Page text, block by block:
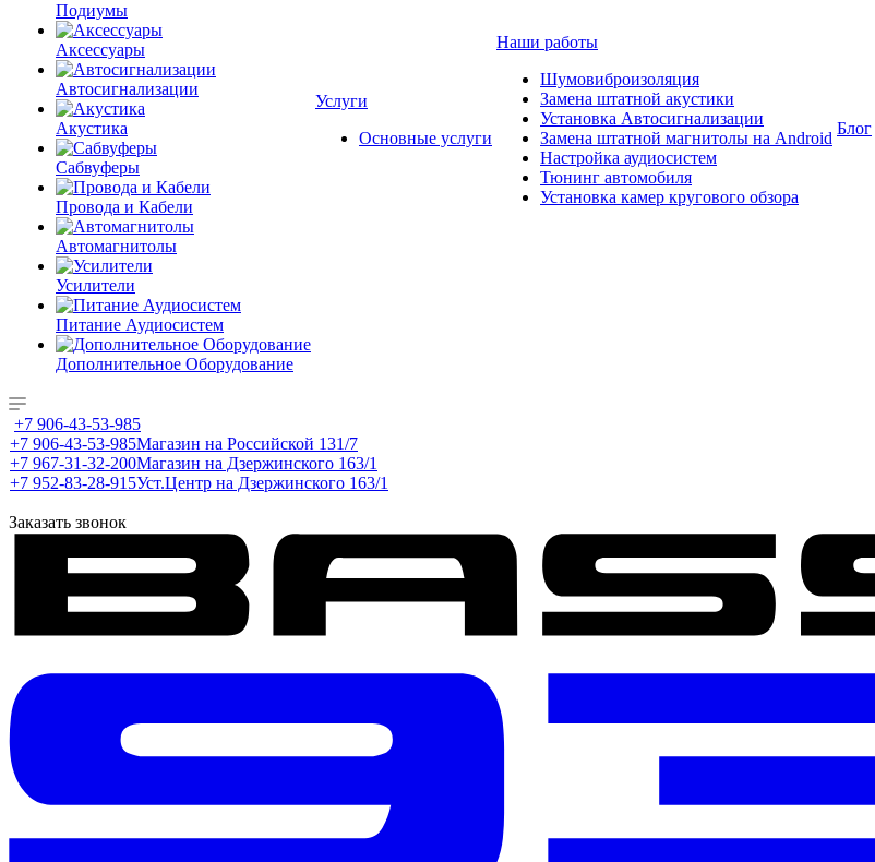
Подиумы
Аксессуары
Автосигнализации
Акустика
Сабвуферы
Провода и Кабели
Автомагнитолы
Усилители
Питание Аудиосистем
Дополнительное Оборудование
Услуги
Основные услуги
Наши работы
Шумовиброизоляция
Замена штатной акустики
Установка Автосигнализации
Замена штатной магнитолы на Android
Настройка аудиосистем
Тюнинг автомобиля
Установка камер кругового обзора
Блог
+7 906-43-53-985
+7 906-43-53-985Магазин на Российской 131/7
+7 967-31-32-200Магазин на Дзержинского 163/1
+7 952-83-28-915Уст.Центр на Дзержинского 163/1
Заказать звонок